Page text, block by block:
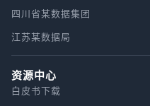
四川省某数据集团
江苏某数据局
资源中心
白皮书下载